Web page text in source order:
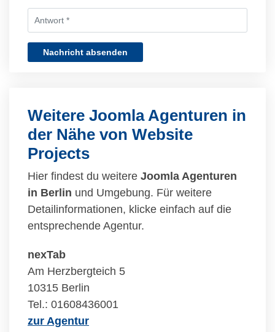
Nachricht absenden
Weitere Joomla Agenturen in
der Nähe von Website
Projects
Hier findest du weitere Joomla Agenturen
in Berlin und Umgebung. Für weitere
Detailinformationen, klicke einfach auf die
entsprechende Agentur.
nexTab
Am Herzbergteich 5
10315 Berlin
Tel.: 01608436001
zur Agentur